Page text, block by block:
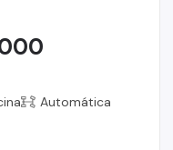
Automática